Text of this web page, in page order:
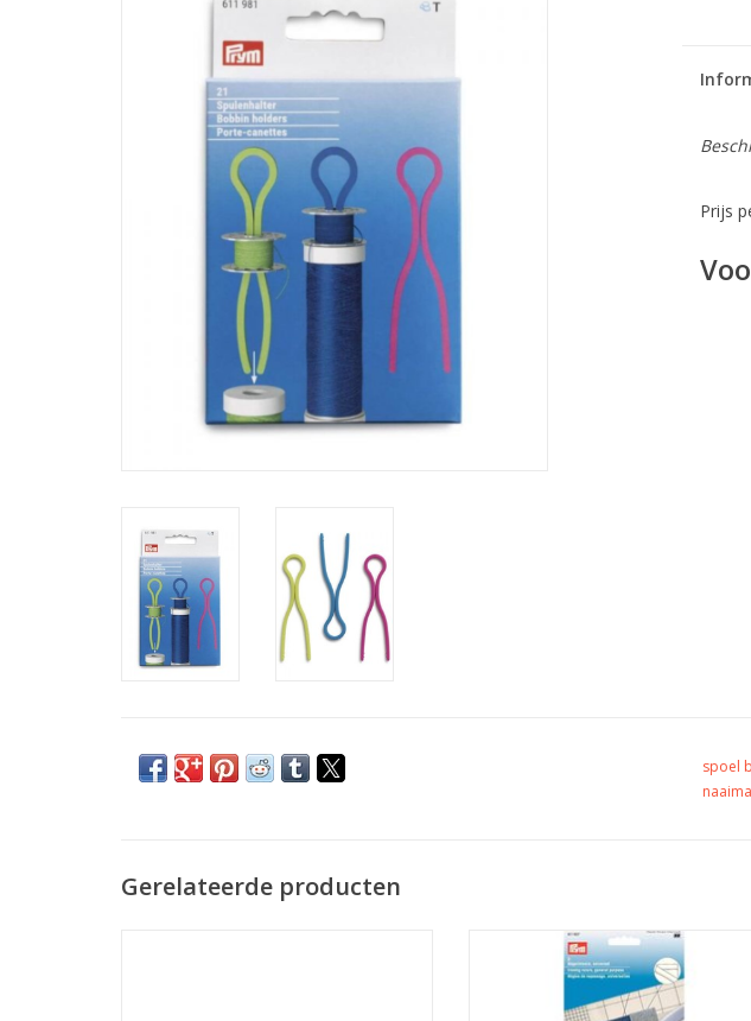
Prijs
spoel
Gerelateerde producten
Prijs set van twee linialen
Handige hulp bij het strijken van